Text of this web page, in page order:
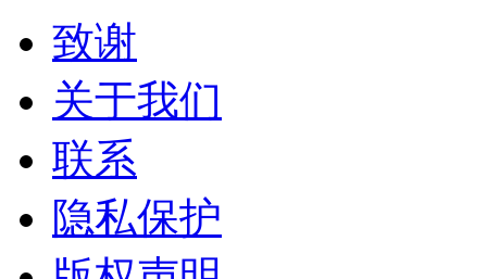
致谢
关于我们
联系
隐私保护